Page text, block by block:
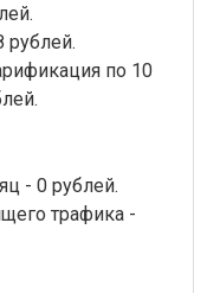
рублей.
по 10
- 0 рублей.
трафика -